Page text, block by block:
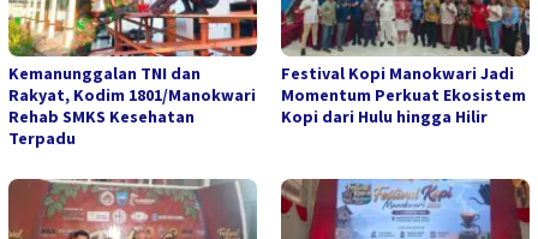
Kemanunggalan TNI dan
Rakyat, Kodim 1801/Manokwari
Rehab SMKS Kesehatan
Terpadu
Festival Kopi Manokwari Jadi
Momentum Perkuat Ekosistem
Kopi dari Hulu hingga Hilir